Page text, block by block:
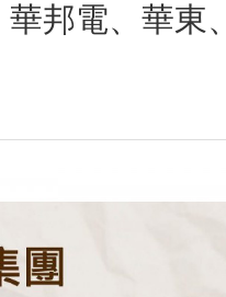
邦電、華東